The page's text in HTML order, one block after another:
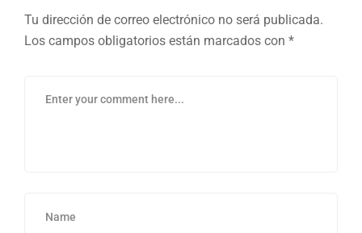
Tu dirección de correo electrónico no será publicada.
Los campos obligatorios están marcados con *